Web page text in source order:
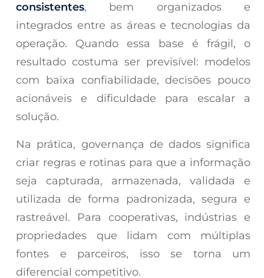
consistentes, bem organizados e
integrados entre as áreas e tecnologias da
operação. Quando essa base é frágil, o
resultado costuma ser previsível: modelos
com baixa confiabilidade, decisões pouco
acionáveis e dificuldade para escalar a
solução.
Na prática, governança de dados significa
criar regras e rotinas para que a informação
seja capturada, armazenada, validada e
utilizada de forma padronizada, segura e
rastreável. Para cooperativas, indústrias e
propriedades que lidam com múltiplas
fontes e parceiros, isso se torna um
diferencial competitivo.